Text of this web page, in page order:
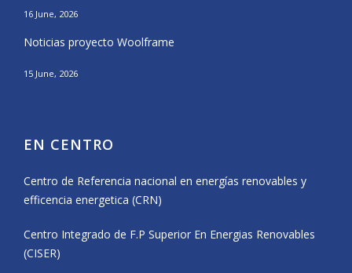
16 June, 2026
Noticias proyecto Woolframe
15 June, 2026
EN CENTRO
Centro de Referencia nacional en energías renovables y
efficencia energetica (CRN)
Centro Integrado de F.P Superior En Energias Renovables
(CISER)